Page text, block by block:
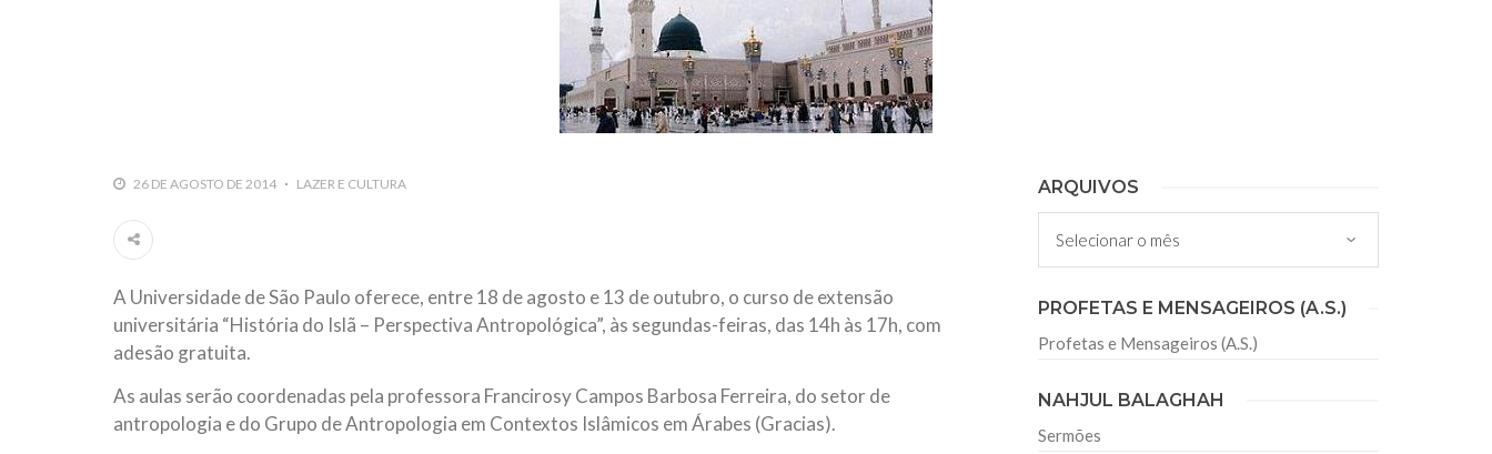
Falecimento do Imam Ali Ibn Al-Hussein (A.S.)
Em nome de Deus, o Clemente, o Misericordioso! Diante da data em que
relembramos o martírio do quarto Imam dos muçulmanos, o Imam Ali Ibn Al-
Hussein Ibn Ali Ibn Abi Táleb (A.S.), conhecido por “Zein Al-Ábidin” (Formosura
NOTÍCIAS
3 DE JULHO DE 2014
Centro Islâmico no Brasil recebe o ex-ministro das
Relações Exteriores da República Islâmica do Irã
Na noite da quinta-feira, 03 de Abril, o Centro Islâmico no Brasil recebeu em sua
26 DE AGOSTO DE 2014 LAZER E CULTURA
A Universidade de São Paulo oferece, entre 18 de agosto e 13 de outubro, o curso de extensão
universitária “História do Islã – Perspectiva Antropológica”, às segundas-feiras, das 14h às 17h, com
adesão gratuita.
As aulas serão coordenadas pela professora Francirosy Campos Barbosa Ferreira, do setor de
antropologia e do Grupo de Antropologia em Contextos Islâmicos em Árabes (Gracias).
ARQUIVOS
Arquivos
PROFETAS E MENSAGEIROS (A.S.)
Profetas e Mensageiros (A.S.)
NAHJUL BALAGHAH
Sermões